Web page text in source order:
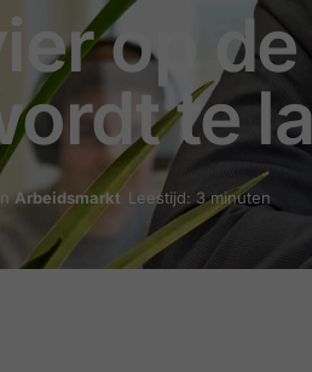
op
te
Arbeidsmarkt Leestijd: 3 minuten